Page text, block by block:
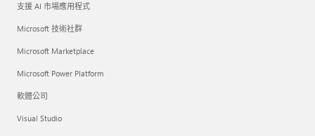
支援 AI 市場應用程式
Microsoft 技術社群
Microsoft Marketplace
Microsoft Power Platform
軟體公司
Visual Studio